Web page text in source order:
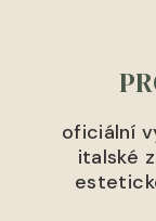
oficiální
italské